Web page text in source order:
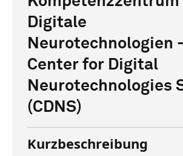
Digitale
Neurotechnologien -
Center for Digital
Neurotechnologies
(CDNS)
Kurzbeschreibung